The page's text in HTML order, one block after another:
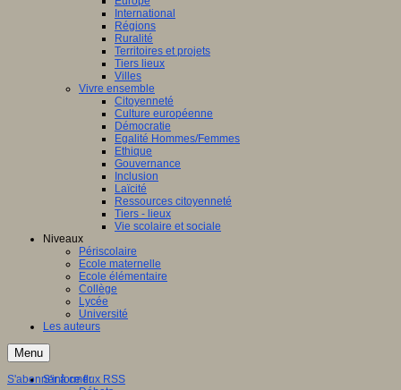
International
Régions
Ruralité
Territoires et projets
Tiers lieux
Villes
Vivre ensemble
Citoyenneté
Culture européenne
Démocratie
Egalité Hommes/Femmes
Ethique
Gouvernance
Inclusion
Laïcité
Ressources citoyenneté
Tiers - lieux
Vie scolaire et sociale
Niveaux
Périscolaire
Ecole maternelle
Ecole élémentaire
Collège
Lycée
Université
Les auteurs
Menu
S'informer
S'abonner à ce flux RSS